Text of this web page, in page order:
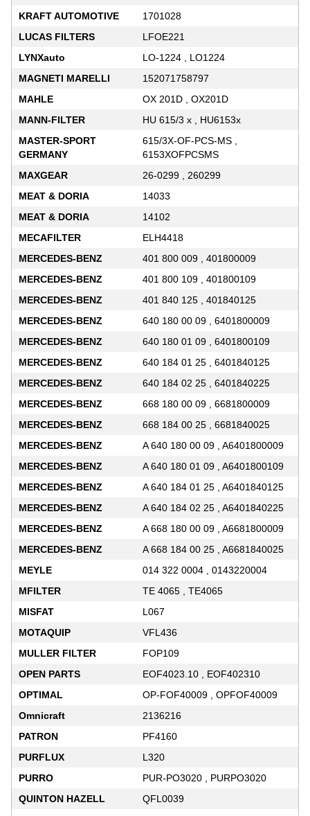
KRAFT AUTOMOTIVE
1701028
LUCAS FILTERS
LFOE221
LYNXauto
LO-1224 , LO1224
MAGNETI MARELLI
152071758797
MAHLE
OX 201D , OX201D
MANN-FILTER
HU 615/3 x , HU6153x
MASTER-SPORT
GERMANY
615/3X-OF-PCS-MS ,
6153XOFPCSMS
MAXGEAR
26-0299 , 260299
MEAT & DORIA
14033
MEAT & DORIA
14102
MECAFILTER
ELH4418
MERCEDES-BENZ
401 800 009 , 401800009
MERCEDES-BENZ
401 800 109 , 401800109
MERCEDES-BENZ
401 840 125 , 401840125
MERCEDES-BENZ
640 180 00 09 , 6401800009
MERCEDES-BENZ
640 180 01 09 , 6401800109
MERCEDES-BENZ
640 184 01 25 , 6401840125
MERCEDES-BENZ
640 184 02 25 , 6401840225
MERCEDES-BENZ
668 180 00 09 , 6681800009
MERCEDES-BENZ
668 184 00 25 , 6681840025
MERCEDES-BENZ
A 640 180 00 09 , A6401800009
MERCEDES-BENZ
A 640 180 01 09 , A6401800109
MERCEDES-BENZ
A 640 184 01 25 , A6401840125
MERCEDES-BENZ
A 640 184 02 25 , A6401840225
MERCEDES-BENZ
A 668 180 00 09 , A6681800009
MERCEDES-BENZ
A 668 184 00 25 , A6681840025
MEYLE
014 322 0004 , 0143220004
MFILTER
TE 4065 , TE4065
MISFAT
L067
MOTAQUIP
VFL436
MULLER FILTER
FOP109
OPEN PARTS
EOF4023.10 , EOF402310
OPTIMAL
OP-FOF40009 , OPFOF40009
Omnicraft
2136216
PATRON
PF4160
PURFLUX
L320
PURRO
PUR-PO3020 , PURPO3020
QUINTON HAZELL
QFL0039